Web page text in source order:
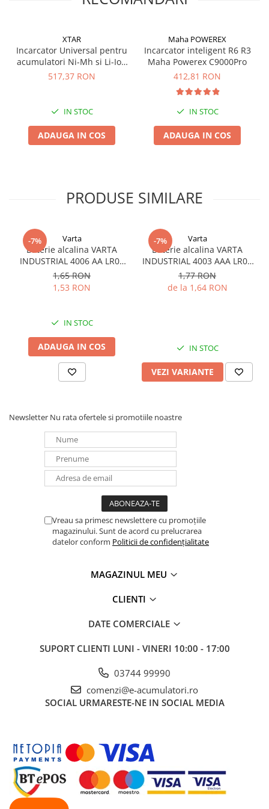
Statii energie portabile
structurata
Sigurante
Laptop & PC accesorii, baterii,
Cablu de date si Adaptoare
Solutii solare portabile
Lichidare de stoc
Sisteme de prindere
Statii de incarcare EV
XTAR
Incarcator Universal pentru
acumulatori Ni-Mh si Li-Ion
Xtar VP4 Plus Dragon
517,37 RON
IN STOC
ADAUGA IN COS
Maha POWEREX
Incarcator inteligent R6 R3
Maha Powerex C9000Pro
412,81 RON
IN STOC
ADAUGA IN COS
PRODUSE SIMILARE
-7% Varta
Baterie alcalina VARTA
INDUSTRIAL 4006 AA LR06
1.5V bulk
1,65 RON
1,53 RON
IN STOC
ADAUGA IN COS
-7% Varta
Baterie alcalina VARTA
INDUSTRIAL 4003 AAA LR03
1.5V
1,77 RON
de la 1,64 RON
IN STOC
VEZI VARIANTE
Newsletter Nu rata ofertele si promotiile noastre
Vreau sa primesc newslettere cu promoțiile
magazinului. Sunt de acord cu prelucrarea
datelor conform Politicii de confidențialitate
MAGAZINUL MEU
CLIENTI
DATE COMERCIALE
SUPORT CLIENTI LUNI - VINERI 10:00 - 17:00
03744 99990
comenzi@e-acumulatori.ro
SOCIAL URMARESTE-NE IN SOCIAL MEDIA